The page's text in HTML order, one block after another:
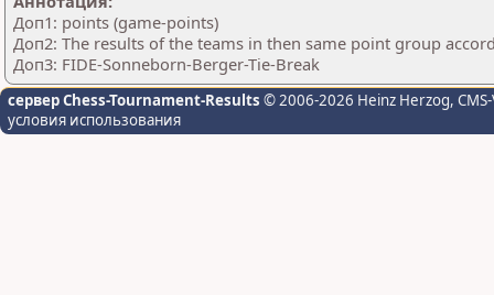
Доп1: points (game-points)
Доп2: The results of the teams in then same point group
Доп3: FIDE-Sonneborn-Berger-Tie-Break
сервер Chess-Tournament-Results © 2006-2026 Heinz Herzog,
условия использования